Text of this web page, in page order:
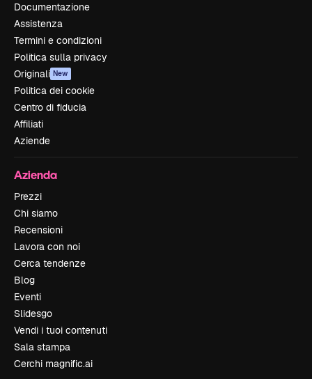
Documentazione
Assistenza
Termini e condizioni
Politica sulla privacy
Originali New
Politica dei cookie
Centro di fiducia
Affiliati
Aziende
Azienda
Prezzi
Chi siamo
Recensioni
Lavora con noi
Cerca tendenze
Blog
Eventi
Slidesgo
Vendi i tuoi contenuti
Sala stampa
Cerchi magnific.ai